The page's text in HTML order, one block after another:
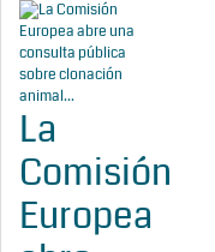
La
Comisión
Europea